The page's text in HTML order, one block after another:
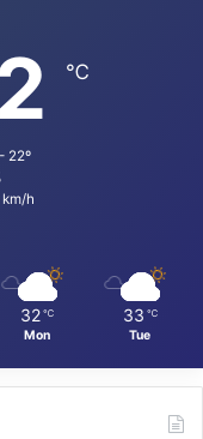
℃
22º
km/h
32 ℃
Mon
33 ℃
Tue